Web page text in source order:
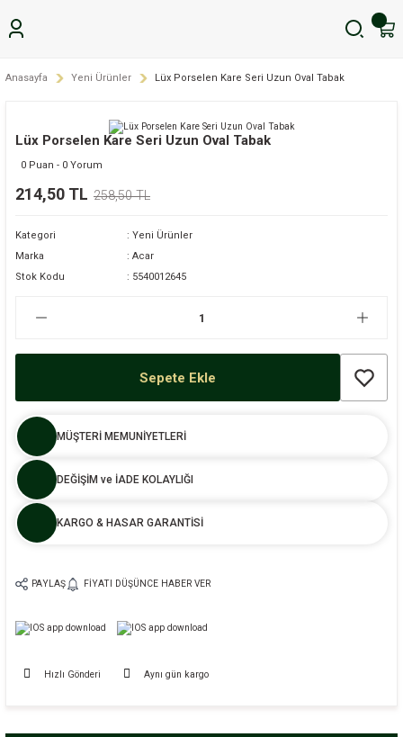
Anasayfa Yeni Ürünler Lüx Porselen Kare Seri Uzun Oval Tabak
Lüx Porselen Kare Seri Uzun Oval Tabak
0 Puan - 0 Yorum
214,50 TL 258,50 TL
Kategori
Yeni Ürünler
Marka
Acar
Stok Kodu
5540012645
Sepete Ekle
MÜŞTERİ MEMUNİYETLERİ
DEĞİŞİM ve İADE KOLAYLIĞI
KARGO & HASAR GARANTİSİ
PAYLAŞ FIYATI DÜŞÜNCE HABER VER
Hızlı Gönderi Aynı gün kargo